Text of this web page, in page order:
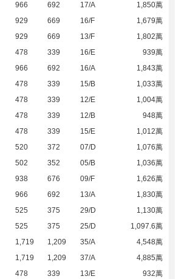
966 692 17/A
1,850萬
929 669 16/F
1,679萬
929 669 13/F
1,802萬
478 339 16/E
939萬
966 692 16/A
1,843萬
478 339 15/B
1,033萬
478 339 12/E
1,004萬
478 339 12/B
948萬
478 339 15/E
1,012萬
520 372 07/D
1,076萬
502 352 05/B
1,036萬
938 676 09/F
1,626萬
966 692 13/A
1,830萬
525 375 29/D
1,130萬
525 375 25/D
1,097.6萬
1,719 1,209 35/A
4,548萬
1,719 1,209 37/A
4,885萬
478 339 13/E
932萬